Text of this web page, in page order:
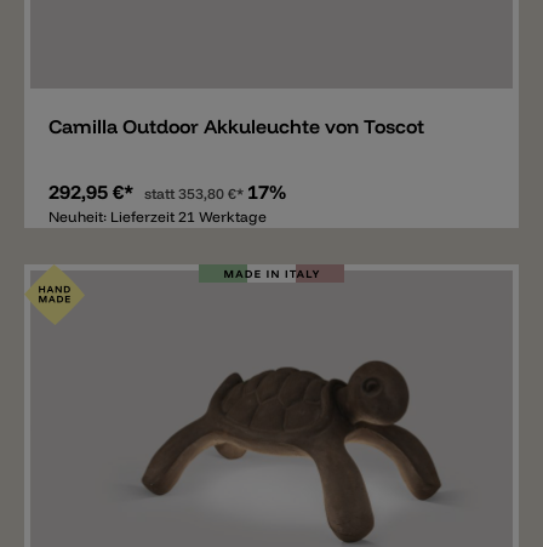
Camilla Outdoor Akkuleuchte von Toscot
292,95 €* statt353,80 €* 17%
Neuheit: Lieferzeit 21 Werktage